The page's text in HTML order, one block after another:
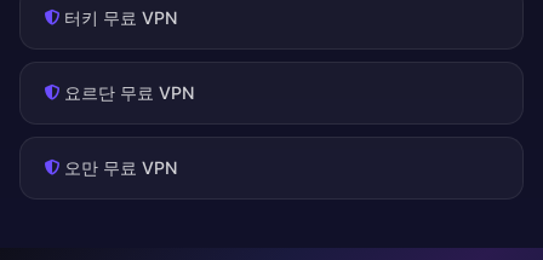
터키 무료 VPN
요르단 무료 VPN
오만 무료 VPN